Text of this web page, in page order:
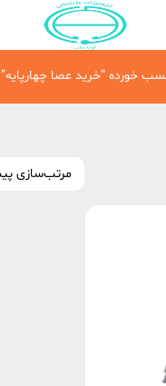
خورده “خرید عصا چهارپایه”